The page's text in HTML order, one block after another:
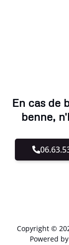
En cas de
benne,
Copyright ©
Powered by